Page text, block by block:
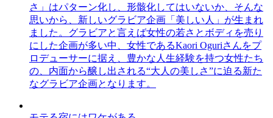
さ」はパターン化し、形骸化してはいないか、そんな
思いから、新しいグラビア企画「美しい人」が生まれ
ました。グラビアと言えば女性の若さとボディを売り
にした企画が多い中、女性であるKaori Oguriさんをプ
ロデューサーに据え、豊かな人生経験を持つ女性たち
の、内面から醸し出される“大人の美しさ”に迫る新た
なグラビア企画となります。